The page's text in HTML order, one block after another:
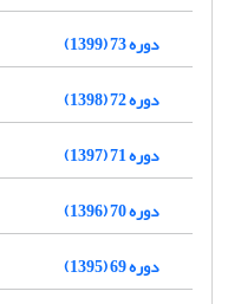
دوره 73 (1399)
دوره 72 (1398)
دوره 71 (1397)
دوره 70 (1396)
دوره 69 (1395)